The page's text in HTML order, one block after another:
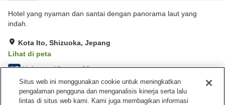
Hotel yang nyaman dan santai dengan panorama laut yang
indah.
Kota Ito, Shizuoka, Jepang
Lihat di peta
4.5 Hebat Ulasan:38
Fasilitas properti
Situs web ini menggunakan cookie untuk meningkatkan
pengalaman pengguna dan menganalisis kinerja serta lalu
lintas di situs web kami. Kami juga membagikan informasi